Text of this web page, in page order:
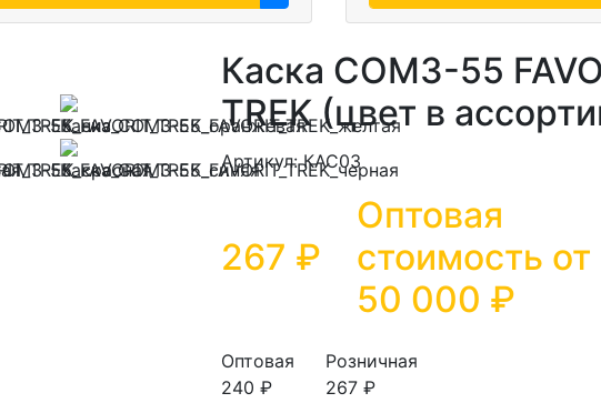
Каска СОМЗ-55
TREK (цвет в
Артикул: КАС03
267 ₽
Оптовая
стоимость от
50 000 ₽
Оптовая
240 ₽
Розничная
267 ₽